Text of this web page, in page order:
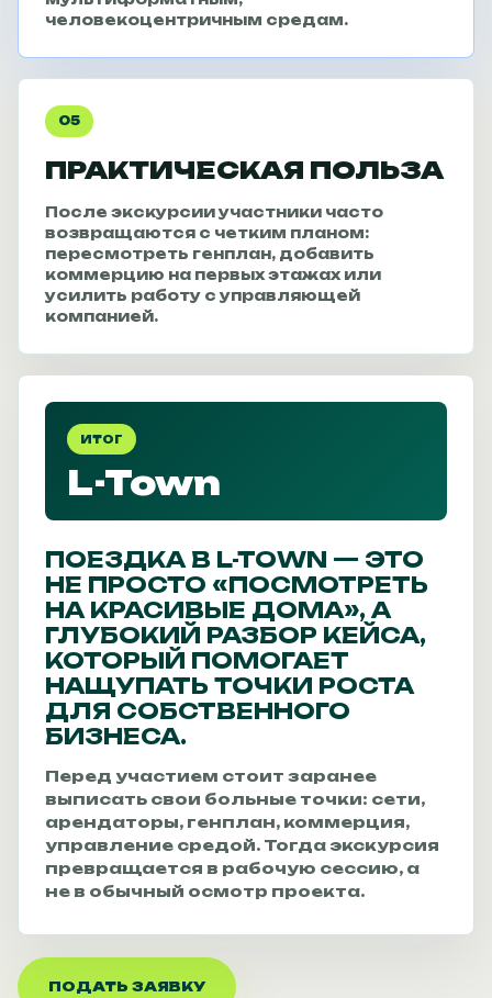
человекоцентричным средам.
05
ПРАКТИЧЕСКАЯ ПОЛЬЗА
После экскурсии участники часто
возвращаются с четким планом:
пересмотреть генплан, добавить
коммерцию на первых этажах или
усилить работу с управляющей
компанией.
ИТОГ
L-Town
ПОЕЗДКА В L-TOWN — ЭТО
НЕ ПРОСТО «ПОСМОТРЕТЬ
НА КРАСИВЫЕ ДОМА», А
ГЛУБОКИЙ РАЗБОР КЕЙСА,
КОТОРЫЙ ПОМОГАЕТ
НАЩУПАТЬ ТОЧКИ РОСТА
ДЛЯ СОБСТВЕННОГО
БИЗНЕСА.
Перед участием стоит заранее
выписать свои больные точки: сети,
арендаторы, генплан, коммерция,
управление средой. Тогда экскурсия
превращается в рабочую сессию, а
не в обычный осмотр проекта.
ПОДАТЬ ЗАЯВКУ